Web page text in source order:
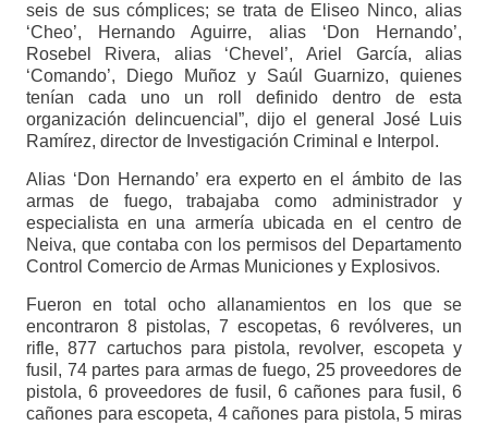
seis de sus cómplices; se trata de Eliseo Ninco, alias
‘Cheo’, Hernando Aguirre, alias ‘Don Hernando’,
Rosebel Rivera, alias ‘Chevel’, Ariel García, alias
‘Comando’, Diego Muñoz y Saúl Guarnizo, quienes
tenían cada uno un roll definido dentro de esta
organización delincuencial”, dijo el general José Luis
Ramírez, director de Investigación Criminal e Interpol.
Alias ‘Don Hernando’ era experto en el ámbito de las
armas de fuego, trabajaba como administrador y
especialista en una armería ubicada en el centro de
Neiva, que contaba con los permisos del Departamento
Control Comercio de Armas Municiones y Explosivos.
Fueron en total ocho allanamientos en los que se
encontraron 8 pistolas, 7 escopetas, 6 revólveres, un
rifle, 877 cartuchos para pistola, revolver, escopeta y
fusil, 74 partes para armas de fuego, 25 proveedores de
pistola, 6 proveedores de fusil, 6 cañones para fusil, 6
cañones para escopeta, 4 cañones para pistola, 5 miras